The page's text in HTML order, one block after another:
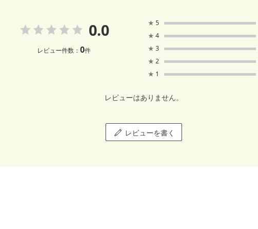
0.0
レビュー件数： 0件
★ 5
★ 4
★ 3
★ 2
★ 1
レビューはありません。
レビューを書く